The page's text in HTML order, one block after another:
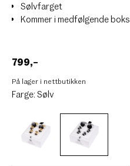
Sølvfarget
Kommer i medfølgende boks
799,–
På lager i nettbutikken
Farge: Sølv